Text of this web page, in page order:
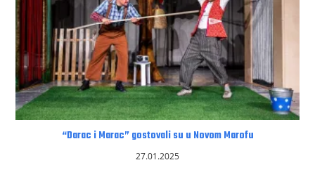
“Darac i Marac” gostovali su u Novom Marofu
27.01.2025